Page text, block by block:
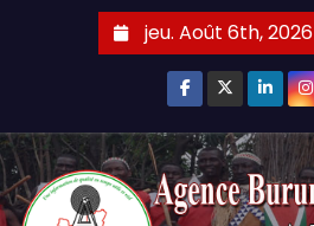
jeu. Août 6th, 2026